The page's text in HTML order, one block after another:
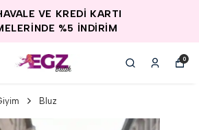
VE KREDİ KARTI
%5 İNDİRİM
0
Bluz